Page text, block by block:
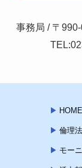
事務局 / 〒
HOME
倫理
モー